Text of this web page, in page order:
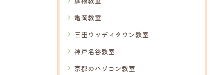
亀岡教室
三田ウッディタウン教室
神戸名谷教室
京都のパソコン教室